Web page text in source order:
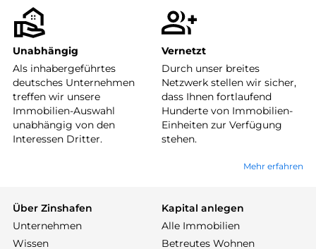
Unabhängig
Als inhabergeführtes
deutsches Unternehmen
treffen wir unsere
Immobilien-Auswahl
unabhängig von den
Interessen Dritter.
Vernetzt
Durch unser breites
Netzwerk stellen wir sicher,
dass Ihnen fortlaufend
Hunderte von Immobilien-
Einheiten zur Verfügung
stehen.
Mehr erfahren
Über Zinshafen
Unternehmen
Wissen
Kapital anlegen
Alle Immobilien
Betreutes Wohnen